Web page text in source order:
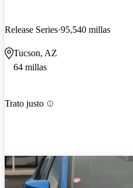
Release Series 95,540 millas
Tucson, AZ
64 millas
Trato justo